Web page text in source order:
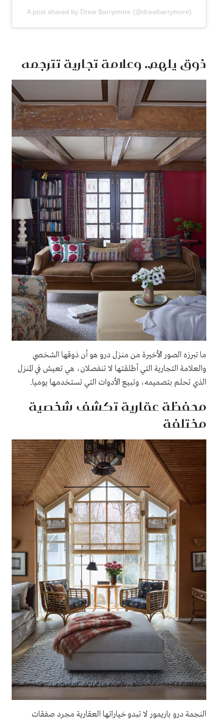
A post shared by Drew Barrymore (@drewbarrymore)
ذوق يلهم.. وعلامة تجارية تترجمه
ما تبرزه الصور الأخيرة من منزل درو هو أن ذوقها الشخصي
والعلامة التجارية التي أطلقتها لا تنفصلان، هي تعيش في المنزل
الذي تحلم بتصميمه، وتبيع الأدوات التي تستخدمها يوميا.
محفظة عقارية تكشف شخصية
مختلفة
النجمة درو باريمور لا تبدو خياراتها العقارية مجرد صفقات